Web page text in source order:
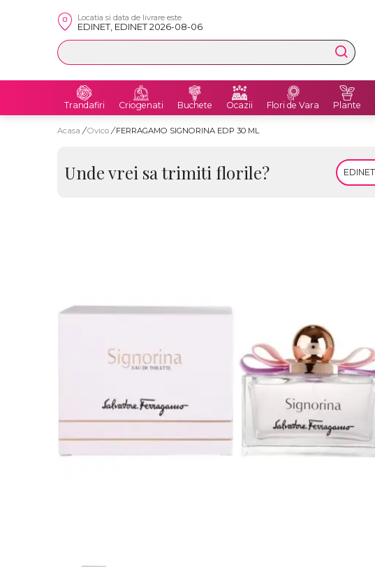
Locatia si data de livrare este
EDINET, EDINET 2026-08-06
Trandafiri Criogenati Buchete Ocazii Flori de Vara Plante
Acasa / Ovico / FERRAGAMO SIGNORINA EDP 30 ML
Unde vrei sa trimiti florile?